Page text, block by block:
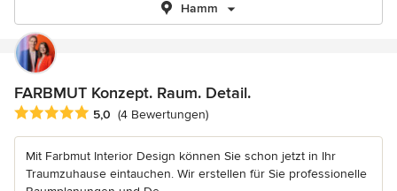
Hamm
FARBMUT Konzept. Raum. Detail.
Durchschnittliche Bewertung: 5 von 5 Sternen
5,0 (4 Bewertungen)
Mit Farbmut Interior Design können Sie schon jetzt in Ihr
Traumzuhause eintauchen. Wir erstellen für Sie professionelle